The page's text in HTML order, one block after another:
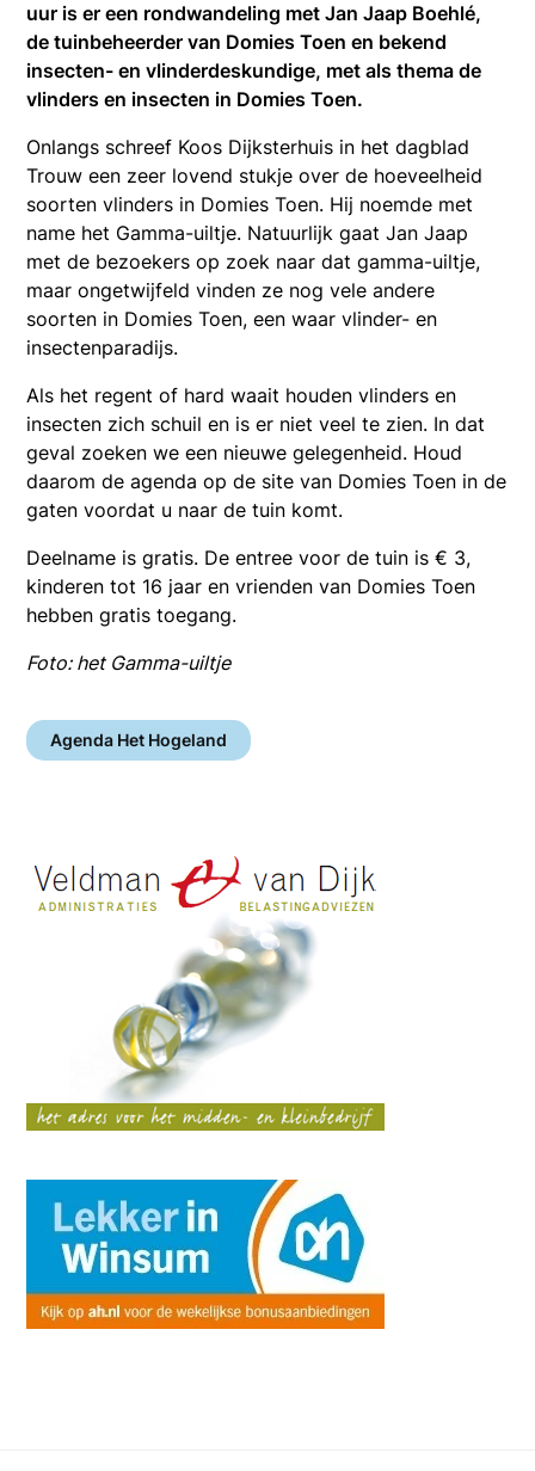
uur is er een rondwandeling met Jan Jaap Boehlé,
de tuinbeheerder van Domies Toen en bekend
insecten- en vlinderdeskundige, met als thema de
vlinders en insecten in Domies Toen.
Onlangs schreef Koos Dijksterhuis in het dagblad
Trouw een zeer lovend stukje over de hoeveelheid
soorten vlinders in Domies Toen. Hij noemde met
name het Gamma-uiltje. Natuurlijk gaat Jan Jaap
met de bezoekers op zoek naar dat gamma-uiltje,
maar ongetwijfeld vinden ze nog vele andere
soorten in Domies Toen, een waar vlinder- en
insectenparadijs.
Als het regent of hard waait houden vlinders en
insecten zich schuil en is er niet veel te zien. In dat
geval zoeken we een nieuwe gelegenheid. Houd
daarom de agenda op de site van Domies Toen in de
gaten voordat u naar de tuin komt.
Deelname is gratis. De entree voor de tuin is € 3,
kinderen tot 16 jaar en vrienden van Domies Toen
hebben gratis toegang.
Foto: het Gamma-uiltje
Agenda Het Hogeland